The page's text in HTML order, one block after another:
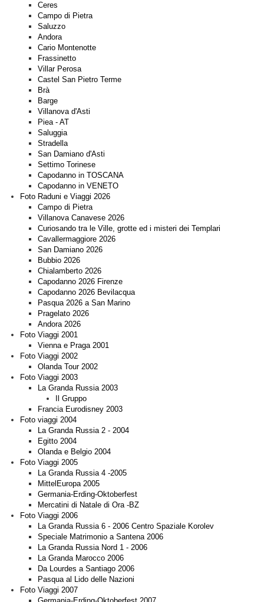
Ceres
Campo di Pietra
Saluzzo
Andora
Cario Montenotte
Frassinetto
Villar Perosa
Castel San Pietro Terme
Brà
Barge
Villanova d'Asti
Piea - AT
Saluggia
Stradella
San Damiano d'Asti
Settimo Torinese
Capodanno in TOSCANA
Capodanno in VENETO
Foto Raduni e Viaggi 2026
Campo di Pietra
Villanova Canavese 2026
Curiosando tra le Ville, grotte ed i misteri dei Templari
Cavallermaggiore 2026
San Damiano 2026
Bubbio 2026
Chialamberto 2026
Capodanno 2026 Firenze
Capodanno 2026 Bevilacqua
Pasqua 2026 a San Marino
Pragelato 2026
Andora 2026
Foto Viaggi 2001
Vienna e Praga 2001
Foto Viaggi 2002
Olanda Tour 2002
Foto Viaggi 2003
La Granda Russia 2003
Il Gruppo
Francia Eurodisney 2003
Foto viaggi 2004
La Granda Russia 2 - 2004
Egitto 2004
Olanda e Belgio 2004
Foto Viaggi 2005
La Granda Russia 4 -2005
MittelEuropa 2005
Germania-Erding-Oktoberfest
Mercatini di Natale di Ora -BZ
Foto Viaggi 2006
La Granda Russia 6 - 2006 Centro Spaziale Korolev
Speciale Matrimonio a Santena 2006
La Granda Russia Nord 1 - 2006
La Granda Marocco 2006
Da Lourdes a Santiago 2006
Pasqua al Lido delle Nazioni
Foto Viaggi 2007